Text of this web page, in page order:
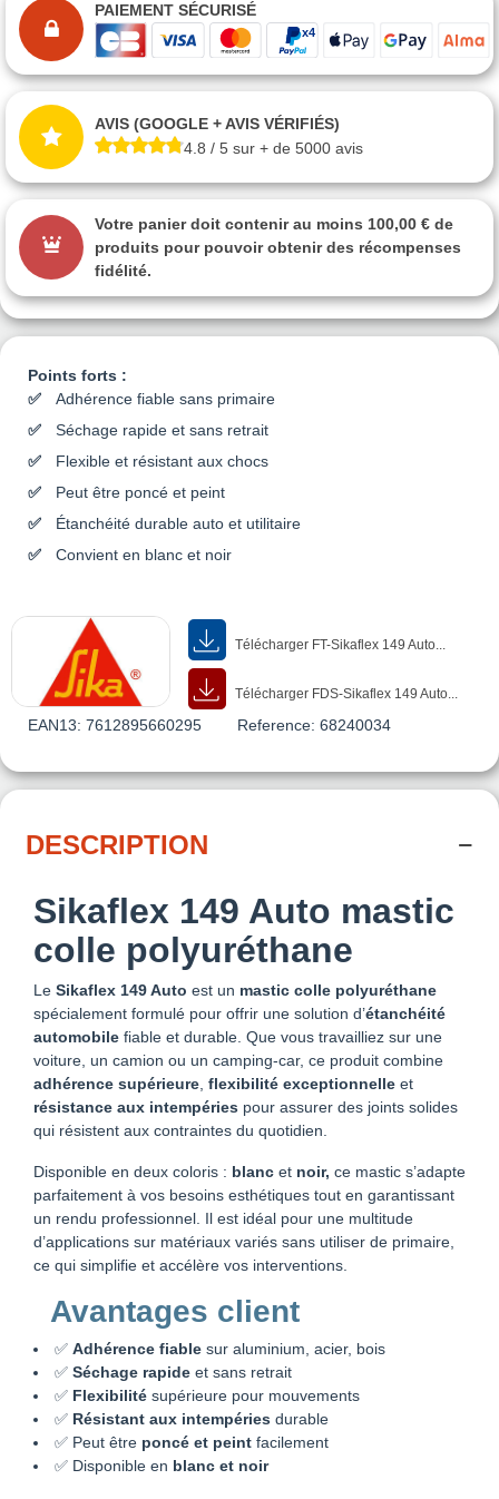
Points forts :
Adhérence fiable sans primaire
Séchage rapide et sans retrait
Flexible et résistant aux chocs
Peut être poncé et peint
Étanchéité durable auto et utilitaire
Convient en blanc et noir
Télécharger FT-Sikaflex 149 Auto...
Télécharger FDS-Sikaflex 149 Auto...
EAN13: 7612895660295 Reference: 68240034
PAIEMENT SÉCURISÉ
AVIS (GOOGLE + AVIS VÉRIFIÉS)
4.8 / 5 sur + de 5000 avis
Votre panier doit contenir au moins 100,00 € de
produits pour pouvoir obtenir des récompenses
fidélité.
DESCRIPTION
Sikaflex 149 Auto mastic
colle polyuréthane
Le Sikaflex 149 Auto est un mastic colle polyuréthane
spécialement formulé pour offrir une solution d’étanchéité
automobile fiable et durable. Que vous travailliez sur une
voiture, un camion ou un camping‑car, ce produit combine
adhérence supérieure flexibilité exceptionnelle et
résistance aux intempéries pour assurer des joints solides
qui résistent aux contraintes du quotidien.
Disponible en deux coloris : blanc et noir, ce mastic s’adapte
parfaitement à vos besoins esthétiques tout en garantissant
un rendu professionnel. Il est idéal pour une multitude
d’applications sur matériaux variés sans utiliser de primaire,
ce qui simplifie et accélère vos interventions.
Avantages client
✅ Adhérence fiable sur aluminium, acier, bois
✅ Séchage rapide et sans retrait
✅ Flexibilité supérieure pour mouvements
✅ Résistant aux intempéries durable
✅ Peut être poncé et peint facilement
✅ Disponible en blanc et noir